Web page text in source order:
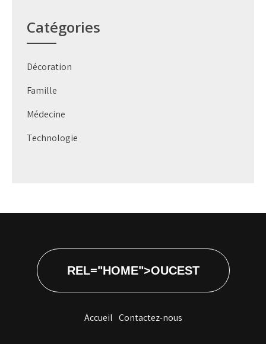
Catégories
Décoration
Famille
Médecine
Technologie
REL="HOME">OUCEST
Accueil Contactez-nous